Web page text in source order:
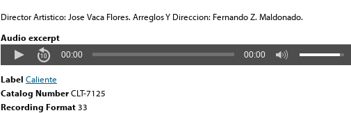
Director Artistico: Jose Vaca Flores. Arreglos Y Direccion: Fernando Z. Maldonado.
Audio excerpt
00:00 00:00
Label Caliente
Catalog NumberCLT-7125
Recording Format33